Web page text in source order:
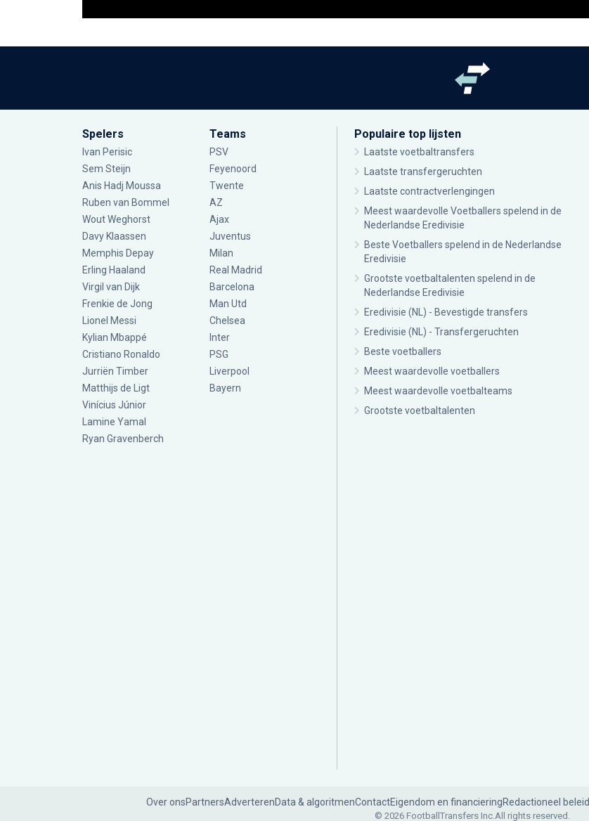
Spelers
Ivan Perisic
Sem Steijn
Anis Hadj Moussa
Ruben van Bommel
Wout Weghorst
Davy Klaassen
Memphis Depay
Erling Haaland
Virgil van Dijk
Frenkie de Jong
Lionel Messi
Kylian Mbappé
Cristiano Ronaldo
Jurriën Timber
Matthijs de Ligt
Vinícius Júnior
Lamine Yamal
Ryan Gravenberch
Teams
PSV
Feyenoord
Twente
AZ
Ajax
Juventus
Milan
Real Madrid
Barcelona
Man Utd
Chelsea
Inter
PSG
Liverpool
Bayern
Populaire top lijsten
Laatste voetbaltransfers
Laatste transfergeruchten
Laatste contractverlengingen
Meest waardevolle Voetballers spelend in de
Nederlandse Eredivisie
Beste Voetballers spelend in de Nederlandse
Eredivisie
Grootste voetbaltalenten spelend in de
Nederlandse Eredivisie
Eredivisie (NL) - Bevestigde transfers
Eredivisie (NL) - Transfergeruchten
Beste voetballers
Meest waardevolle voetballers
Meest waardevolle voetbalteams
Grootste voetbaltalenten
Over onsPartnersAdverterenData & algoritmenContactEigendom en financieringRedactioneel beleid
© 2026 FootballTransfers Inc.All rights reserved.